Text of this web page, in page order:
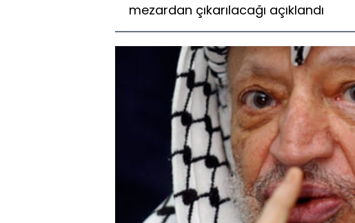
mezardan çıkarılacağı açıklandı